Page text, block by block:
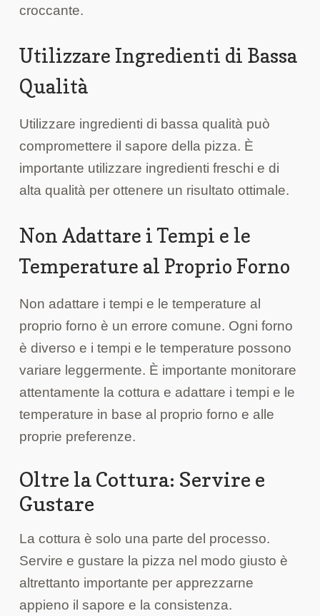
croccante.
Utilizzare Ingredienti di Bassa
Qualità
Utilizzare ingredienti di bassa qualità può
compromettere il sapore della pizza. È
importante utilizzare ingredienti freschi e di
alta qualità per ottenere un risultato ottimale.
Non Adattare i Tempi e le
Temperature al Proprio Forno
Non adattare i tempi e le temperature al
proprio forno è un errore comune. Ogni forno
è diverso e i tempi e le temperature possono
variare leggermente. È importante monitorare
attentamente la cottura e adattare i tempi e le
temperature in base al proprio forno e alle
proprie preferenze.
Oltre la Cottura: Servire e
Gustare
La cottura è solo una parte del processo.
Servire e gustare la pizza nel modo giusto è
altrettanto importante per apprezzarne
appieno il sapore e la consistenza.